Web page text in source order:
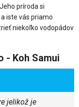
príroda si
iste vás priamo
niekoľko vodopádov
- Koh Samui
jelikož je